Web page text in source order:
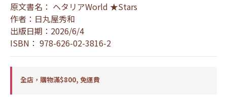
原文書名： ヘタリアWorld ★Stars
作者：日丸屋秀和
出版日期：2026/6/4
ISBN： 978-626-02-3816-2
全店，購物滿$800, 免運費